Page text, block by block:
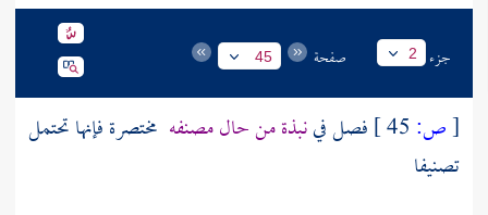
جزء 2 صفحة 45
[ص: فصل فينبذة من حال مصنفه مختصرة فإنها تحتمل
تصنيفا